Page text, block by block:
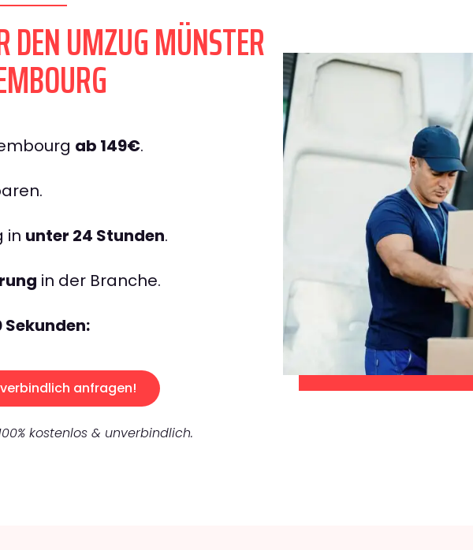
DEN UMZUG MÜNSTER
ab 149€.
in unter 24 Stunden.
in der Branche.
anfragen!
kostenlos & unverbindlich.